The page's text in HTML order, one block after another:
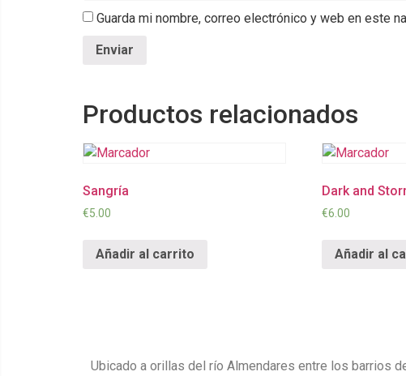
Guarda mi nombre, correo electrónico y web en este
Productos relacionados
Sangría
€5.00
Añadir al carrito
Dark and
€6.00
Añadir al
Ubicado a orillas del río Almendares entre los barrios